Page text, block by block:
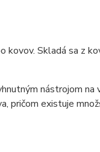
kovov. Skladá sa z
nástrojom
pričom existuje